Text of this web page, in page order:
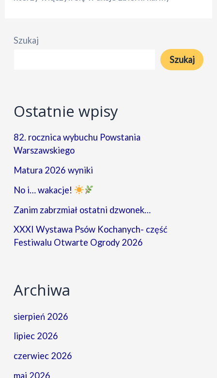
Szukaj
Szukaj
Ostatnie wpisy
82. rocznica wybuchu Powstania
Warszawskiego
Matura 2026 wyniki
No i… wakacje!
Zanim zabrzmiał ostatni dzwonek…
XXXI Wystawa Psów Kochanych- część
Festiwalu Otwarte Ogrody 2026
Archiwa
sierpień 2026
lipiec 2026
czerwiec 2026
maj 2026